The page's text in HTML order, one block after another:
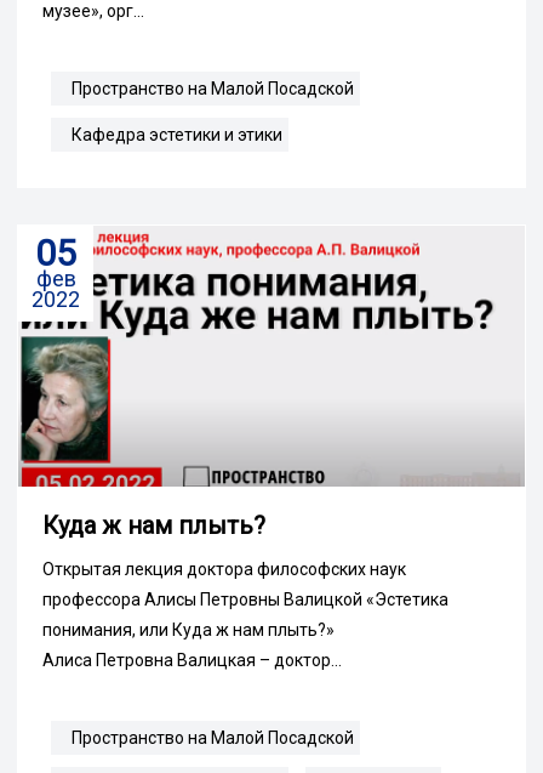
музее», орг...
Пространство на Малой Посадской
Кафедра эстетики и этики
05
фев
2022
Куда ж нам плыть?
Открытая лекция доктора философских наук
профессора Алисы Петровны Валицкой «Эстетика
понимания, или Куда ж нам плыть?»
Алиса Петровна Валицкая – доктор...
Пространство на Малой Посадской